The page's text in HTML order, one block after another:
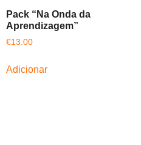
Pack “Na Onda da
Aprendizagem”
€13.00
Adicionar